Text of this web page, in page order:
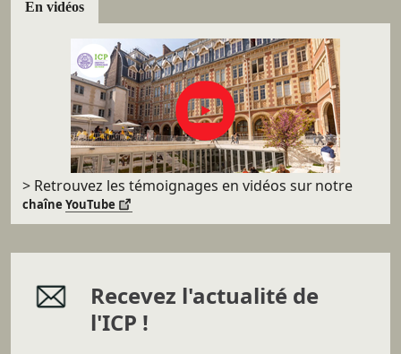
En vidéos
> Retrouvez les témoignages en vidéos surnotre
chaîne YouTube
Recevez l'actualité de
l'ICP !